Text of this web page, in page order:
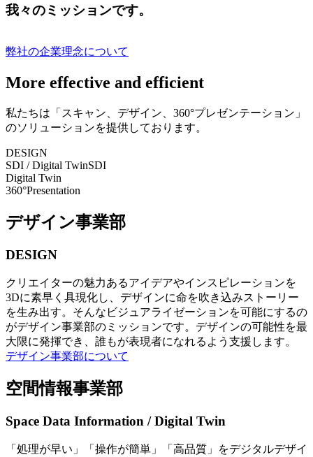
我々のミッションです。
弊社の企業理念について
More effective and efficient
私たちは「スキャン、デザイン、360°プレゼンテーション」
のソリューションを提供しております。
DESIGN
SDI / Digital TwinSDI
Digital Twin
360°Presentation
デザイン事業部
DESIGN
クリエイターの魅力あるアイデアやインスピレーションを
3Dに素早く具現化し、デザインに命を吹き込みストーリー
を生み出す。そんなビジュアライゼーションを可能にするの
がデザイン事業部のミッションです。デザインの可能性を最
大限に発揮でき、誰もが表現者になれるよう支援します。
デザイン事業部について
空間情報事業部
Space Data Information / Digital Twin
「処理が早い」「操作が簡単」「高品質」をデジタルデザイ